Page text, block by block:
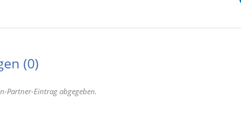
0
Partner-Eintrag abgegeben.